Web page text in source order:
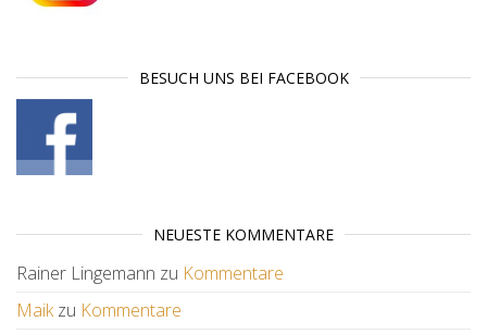
BESUCH UNS BEI FACEBOOK
NEUESTE KOMMENTARE
Rainer Lingemann zu Kommentare
Maikzu Kommentare